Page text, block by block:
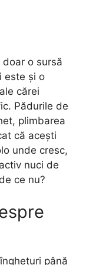
o sursă
este și o
cărei
Pădurile de
plimbarea
că acești
unde cresc,
nuci de
ce nu?
până